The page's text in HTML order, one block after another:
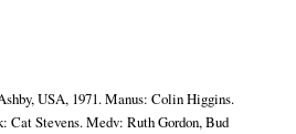
USA, 1971. Manus: Colin Higgins.
Cat Stevens. Medv: Ruth Gordon, Bud